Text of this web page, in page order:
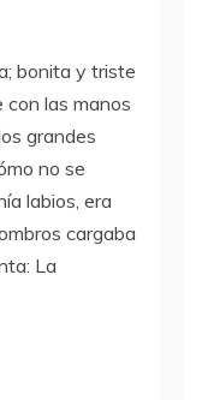
bonita y triste
con las manos
grandes
no se
labios, era
cargaba
La